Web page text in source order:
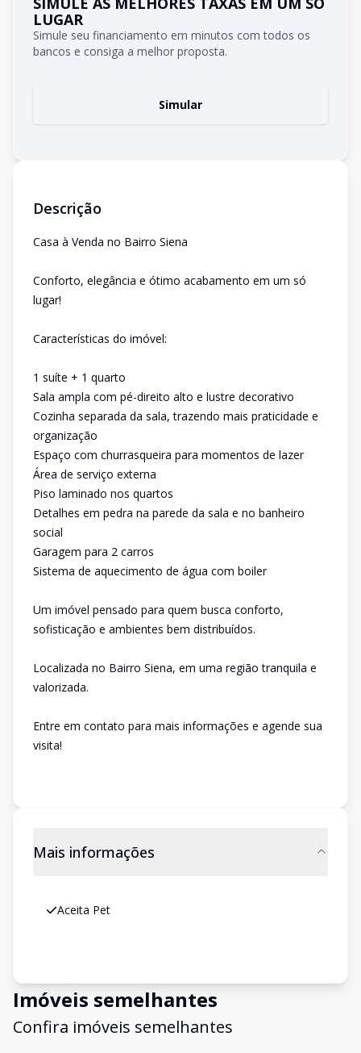
LUGAR
Simule seu financiamento em minutos com todos os
bancos e consiga a melhor proposta.
Simular
Descrição
Casa à Venda no Bairro Siena
Conforto, elegância e ótimo acabamento em um só
lugar!
Características do imóvel:
1 suíte + 1 quarto
Sala ampla com pé-direito alto e lustre decorativo
Cozinha separada da sala, trazendo mais praticidade e
organização
Espaço com churrasqueira para momentos de lazer
Área de serviço externa
Piso laminado nos quartos
Detalhes em pedra na parede da sala e no banheiro
social
Garagem para 2 carros
Sistema de aquecimento de água com boiler
Um imóvel pensado para quem busca conforto,
sofisticação e ambientes bem distribuídos.
Localizada no Bairro Siena, em uma região tranquila e
valorizada.
Entre em contato para mais informações e agende sua
visita!
Mais informações
Aceita Pet
Imóveis semelhantes
Confira imóveis semelhantes